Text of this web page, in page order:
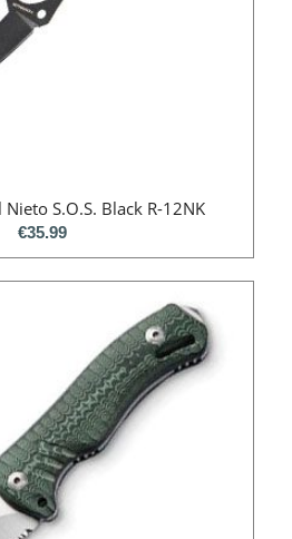
S.O.S. Black R-12NK
€35.99